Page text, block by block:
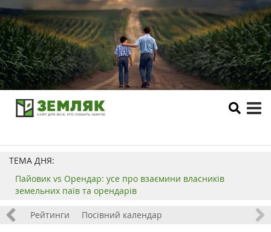
ТЕМА ДНЯ:
Пайовик vs Орендар: усе про взаємини власників
земельних паїв та орендарів
Рейтинги Посівний календар